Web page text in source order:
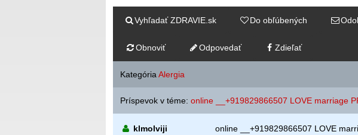
Vyhľadať ZDRAVIE.sk Do obľúbených
Obnoviť Odpovedať Zdieľať
Kategória Alergia
Príspevok v téme: online __+919829866507 LOVE marriage
klmolviji
online __+919829866507 LOVE